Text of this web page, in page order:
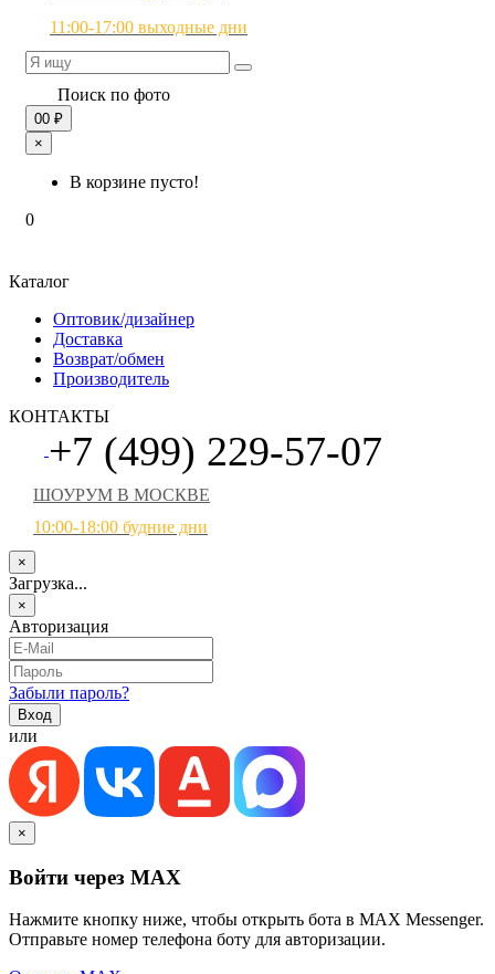
11:00-17:00 выходные дни
Поиск по фото
00 ₽
×
В корзине пусто!
0
Каталог
Оптовик/дизайнер
Доставка
Возврат/обмен
Производитель
КОНТАКТЫ
+7 (499) 229-57-07
ШОУРУМ В МОСКВЕ
10:00-18:00 будние дни
×
Загрузка...
×
Авторизация
Забыли пароль?
или
×
Войти через MAX
Нажмите кнопку ниже, чтобы открыть бота в MAX Messenger.
Отправьте номер телефона боту для авторизации.